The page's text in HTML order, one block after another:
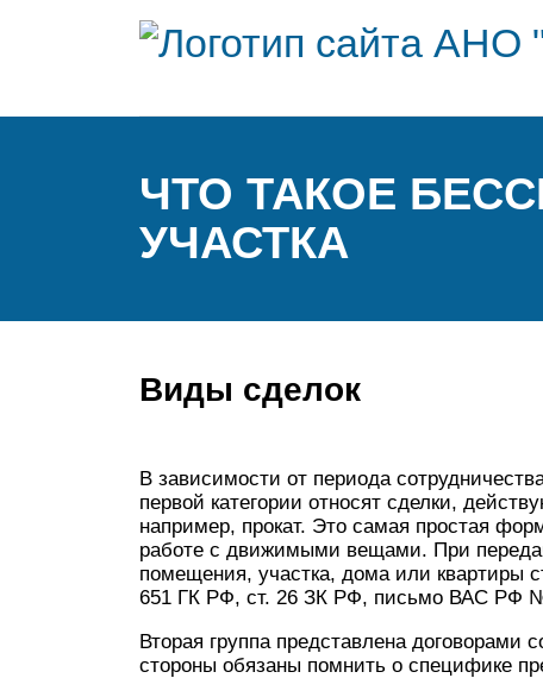
ЧТО ТАКОЕ
УЧАСТКА
Виды сделок
В зависимости от периода
первой категории относят сделки,
например, прокат. Это самая простая
работе с движимыми вещами. При
помещения, участка, дома или квартиры
651 ГК РФ, ст. 26 ЗК РФ, письмо ВАС РФ
Вторая группа представлена договорами
стороны обязаны помнить о специфике